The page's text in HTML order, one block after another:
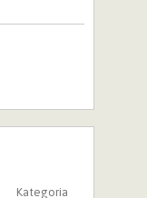
Kategoria